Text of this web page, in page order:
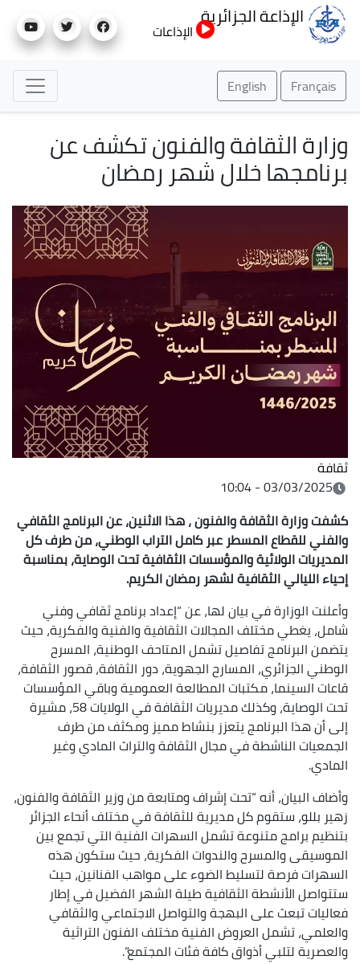
إلى
الإذاعة الجزائرية
الإذاعات
Français
English
وزارة الثقافة والفنون تكشف عن
برنامجها خلال شهر رمضان
ثقافة
03/03/2025 - 10:04
كشفت وزارة الثقافة والفنون ، هذا الاثنين، عن البرنامج الثقافي
والفني للقطاع المسطر عبر كامل التراب الوطني، من طرف كل
المديريات الولائية والمؤسسات الثقافية تحت الوصاية، بمناسبة
إحياء الليالي الثقافية لشهر رمضان الكريم.
وأعلنت الوزارة في بيان لها، عن “إعداد برنامج ثقافي وفني
شامل، يغطي مختلف المجالات الثقافية والفنية والفكرية، حيث
يتضمن البرنامج تفاصيل تشمل المتاحف الوطنية، المسرح
الوطني الجزائري، المسارح الجهوية، دور الثقافة، قصور الثقافة،
قاعات السينما، مكتبات المطالعة العمومية وباقي المؤسسات
تحت الوصاية، وكذلك مديريات الثقافة في الولايات 58، مشيرة
إلى أن هذا البرنامج يتعزز بنشاط مميز ومكثف من طرف
الجمعيات الناشطة في مجال الثقافة والتراث المادي وغير
المادي.
وأضاف البيان، أنه “تحت إشراف ومتابعة من وزير الثقافة والفنون،
زهير بللو، ستقوم كل مديرية للثقافة في مختلف أنحاء الجزائر
بتنظيم برامج متنوعة تشمل السهرات الفنية التي تجمع بين
الموسيقى والمسرح والندوات الفكرية، حيث ستكون هذه
السهرات فرصة لتسليط الضوء على مواهب الفنانين، حيث
ستتواصل الأنشطة الثقافية طيلة الشهر الفضيل في إطار
فعاليات تبعث على البهجة والتواصل الاجتماعي والثقافي
والعلمي، تشمل العروض الفنية مختلف الفنون التراثية
والعصرية لتلبي أذواق كافة فئات المجتمع”.